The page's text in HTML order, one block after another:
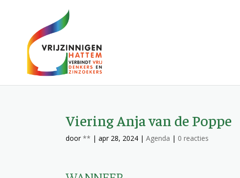
Viering Anja van de Poppe
door** |apr 28, 2024 |Agenda | 0 reacties